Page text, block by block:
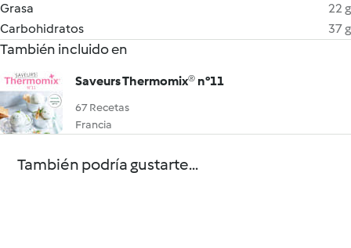
Grasa
22 g
Carbohidratos
37 g
También incluido en
Saveurs Thermomix® n°11
67 Recetas
Francia
También podría gustarte...